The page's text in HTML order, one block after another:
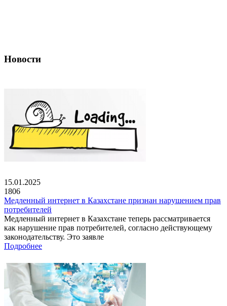
Новости
15.01.2025
1806
Медленный интернет в Казахстане признан нарушением прав
потребителей
Медленный интернет в Казахстане теперь рассматривается
как нарушение прав потребителей, согласно действующему
законодательству. Это заявле
Подробнее